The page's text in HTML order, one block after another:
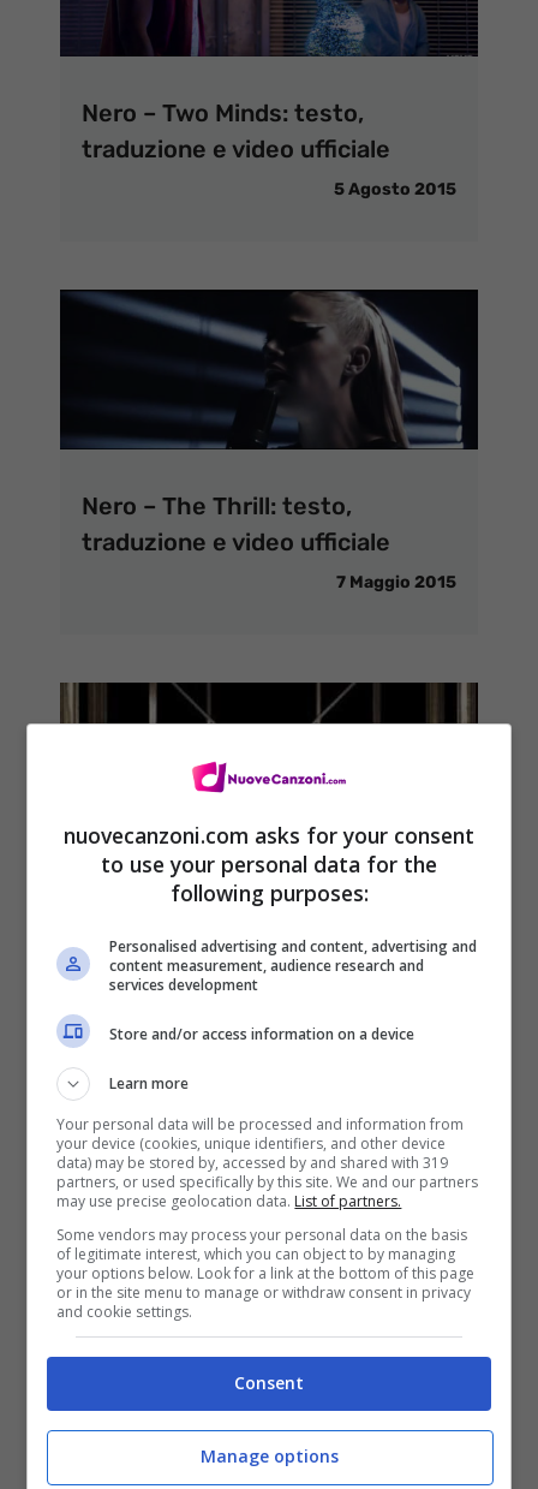
Nero – Two Minds: testo,
traduzione e video ufficiale
5 Agosto 2015
Nero – The Thrill: testo,
traduzione e video ufficiale
7 Maggio 2015
Nero “Into The Past” dalla
colonna sonora de Il Grande
Gatsby
25 Maggio 2013
nuovecanzoni.com asks for your consent
to use your personal data for the
following purposes:
Personalised advertising and content, advertising and
content measurement, audience research and
services development
Store and/or access information on a device
Learn more
Your personal data will be processed and information from
your device (cookies, unique identifiers, and other device
data) may be stored by, accessed by and shared with 319
partners, or used specifically by this site. We and our partners
may use precise geolocation data. List of partners.
Some vendors may process your personal data on the basis
of legitimate interest, which you can object to by managing
your options below. Look for a link at the bottom of this page
or in the site menu to manage or withdraw consent in privacy
and cookie settings.
Consent
Manage options